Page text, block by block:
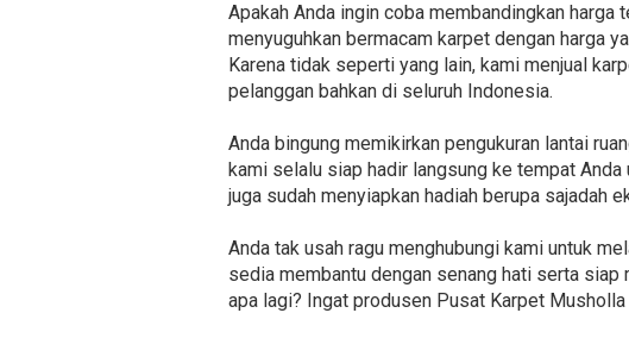
Apakah Anda ingin coba membandingkan harga
menyuguhkan bermacam karpet dengan harga
Karena tidak seperti yang lain, kami menjual
pelanggan bahkan di seluruh Indonesia.
Anda bingung memikirkan pengukuran lantai
kami selalu siap hadir langsung ke tempat
juga sudah menyiapkan hadiah berupa sajadah
Anda tak usah ragu menghubungi kami untuk
sedia membantu dengan senang hati serta
apa lagi? Ingat produsen Pusat Karpet